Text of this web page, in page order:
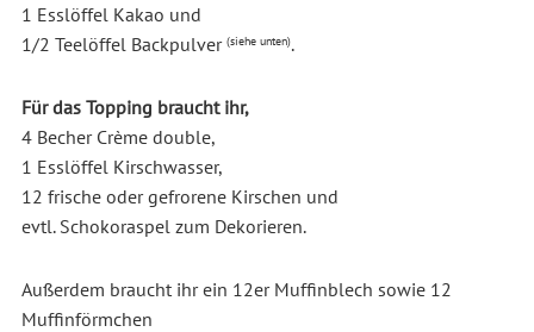
1 Esslöffel Kakao und
1/2 Teelöffel Backpulver (siehe unten).
Für das Topping braucht ihr,
4 Becher Crème double,
1 Esslöffel Kirschwasser,
12 frische oder gefrorene Kirschen und
evtl. Schokoraspel zum Dekorieren.
Außerdem braucht ihr ein 12er Muffinblech sowie 12
Muffinförmchen